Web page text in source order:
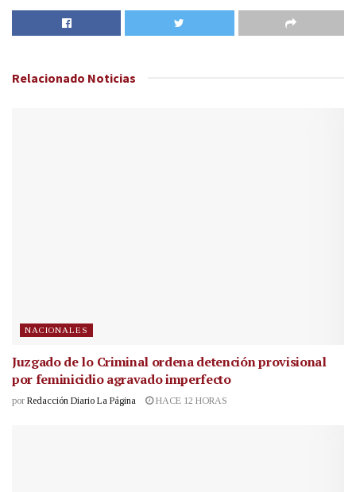
Relacionado Noticias
NACIONALES
Juzgado de lo Criminal ordena detención provisional
por feminicidio agravado imperfecto
por Redacción Diario La Página HACE 12 HORAS